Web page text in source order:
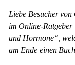
Liebe Besucher
im Online-Ratgeber
und Hormone“,
am Ende einen